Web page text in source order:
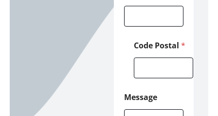
Code Postal *
Message